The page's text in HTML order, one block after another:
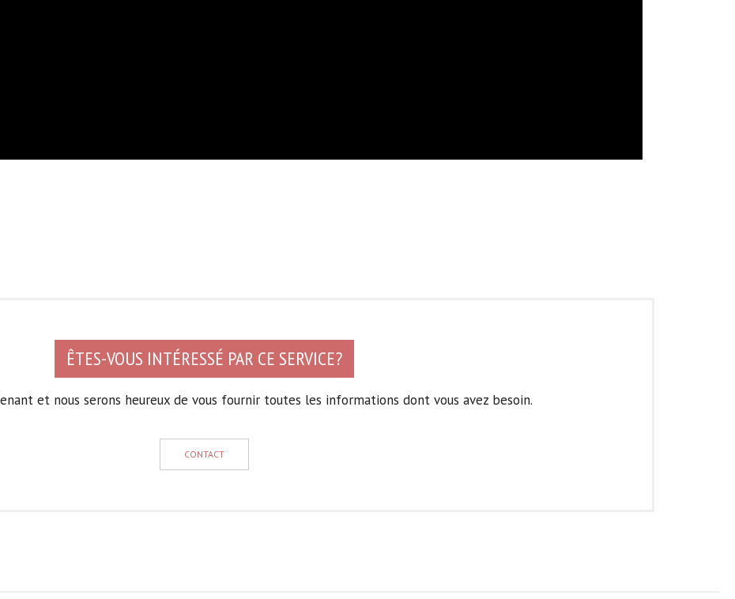
ÊTES-VOUS INTÉRESSÉ PAR CE SERVICE?
et nous serons heureux de vous fournir toutes les informations dont vous avez besoin.
CONTACT